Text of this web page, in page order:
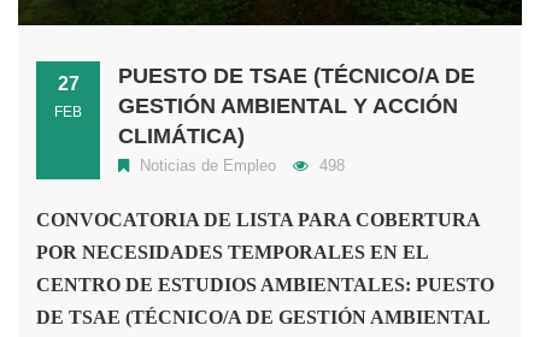
27
FEB
PUESTO DE TSAE (TÉCNICO/A DE
GESTIÓN AMBIENTAL Y ACCIÓN
CLIMÁTICA)
Noticias de Empleo 498
CONVOCATORIA DE LISTA PARA COBERTURA
POR NECESIDADES TEMPORALES EN EL
CENTRO DE ESTUDIOS AMBIENTALES: PUESTO
DE TSAE (TÉCNICO/A DE GESTIÓN AMBIENTAL